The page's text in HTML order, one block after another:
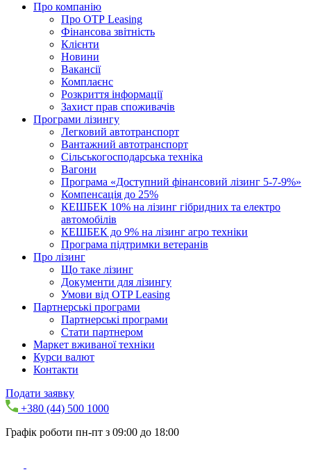
Про компанію
Про ОТР Leasing
Фінансова звітність
Клієнти
Новини
Вакансії
Комплаєнс
Розкриття інформації
Захист прав споживачів
Програми лізингу
Легковий автотранспорт
Вантажний автотранспорт
Cільськогосподарська техніка
Вагони
Програма «Доступний фінансовий лізинг 5-7-9%»
Компенсація до 25%
КЕШБЕК 10% на лізинг гібридних та електро
автомобілів
КЕШБЕК до 9% на лізинг агро техніки
Програма підтримки ветеранів
Про лізинг
Що таке лізинг
Документи для лізингу
Умови від OTP Leasing
Партнерські програми
Партнерські програми
Стати партнером
Маркет вживаної техніки
Курси валют
Контакти
Подати заявку
+380 (44) 500 1000
Графік роботи пн-пт з 09:00 до 18:00